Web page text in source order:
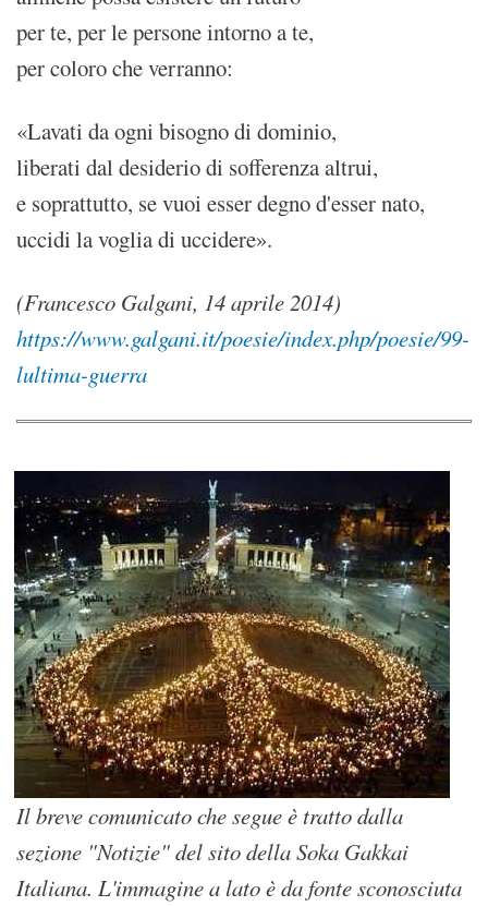
per te, per le persone intorno a te,
per coloro che verranno:
«Lavati da ogni bisogno di dominio,
liberati dal desiderio di sofferenza altrui,
e soprattutto, se vuoi esser degno d'esser nato,
uccidi la voglia di uccidere».
(Francesco Galgani, 14 aprile 2014)
https://www.galgani.it/poesie/index.php/poesie/99-
lultima-guerra
Il breve comunicato che segue è tratto dalla
sezione "Notizie" del sito della Soka Gakkai
Italiana. L'immagine a lato è da fonte sconosciuta